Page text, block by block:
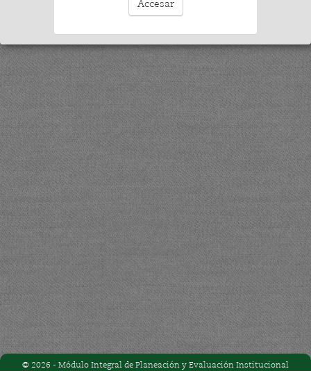
© 2026 - Módulo Integral de Planeación y Evaluación Institucional